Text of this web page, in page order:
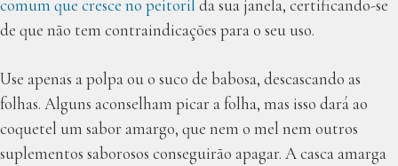
comum que cresce no peitoril da sua janela, certificando-se
de que não tem contraindicações para o seu uso.
Use apenas a polpa ou o suco de babosa, descascando as
folhas. Alguns aconselham picar a folha, mas isso dará ao
coquetel um sabor amargo, que nem o mel nem outros
suplementos saborosos conseguirão apagar. A casca amarga